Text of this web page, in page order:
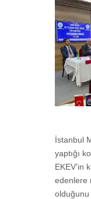
İstanbul
yaptığı
EKEV’in
edenlere
olduğunu